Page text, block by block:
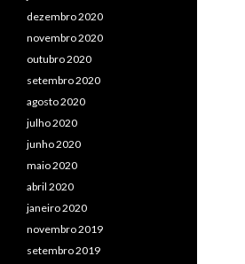
dezembro 2020
novembro 2020
outubro 2020
setembro 2020
agosto 2020
julho 2020
junho 2020
maio 2020
abril 2020
janeiro 2020
novembro 2019
setembro 2019